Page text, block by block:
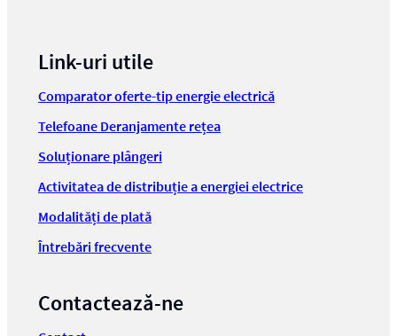
Link-uri utile
Comparator oferte-tip energie electrică
Telefoane Deranjamente rețea
Soluționare plângeri
Activitatea de distribuție a energiei electrice
Modalități de plată
Întrebări frecvente
Contactează-ne